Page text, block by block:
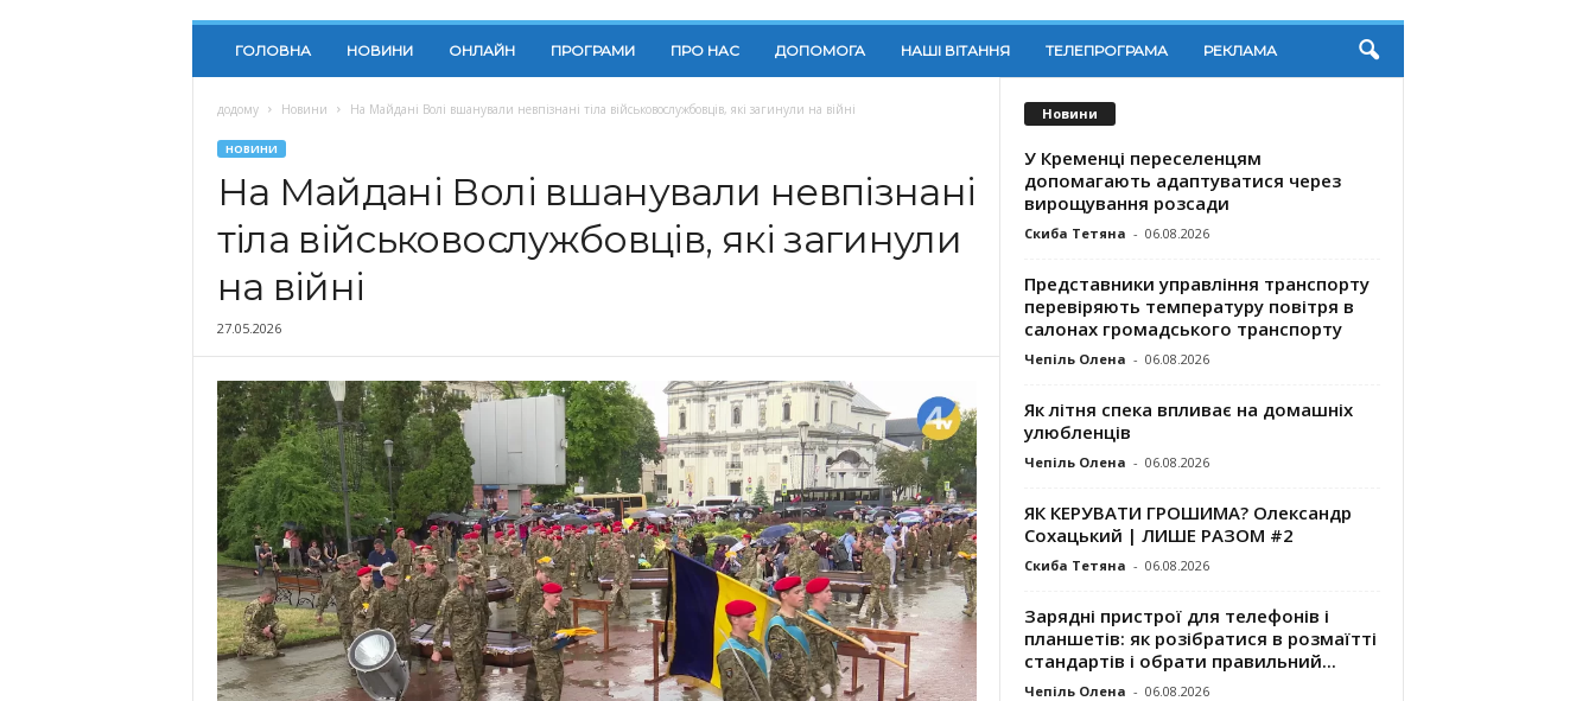
ГОЛОВНА НОВИНИ ОНЛАЙН ПРОГРАМИ ПРО НАС ДОПОМОГА НАШІ ВІТАННЯ ТЕЛЕПРОГРАМА РЕКЛАМА
додому Новини На Майдані Волі вшанували невпізнані тіла військовослужбовців, які загинули на війні
НОВИНИ
На Майдані Волі вшанували невпізнані
тіла військовослужбовців, які загинули
на війні
27.05.2026
Новини
У Кременці переселенцям
допомагають адаптуватися через
вирощування розсади
Скиба Тетяна - 06.08.2026
Представники управління транспорту
перевіряють температуру повітря в
салонах громадського транспорту
Чепіль Олена - 06.08.2026
Як літня спека впливає на домашніх
улюбленців
Чепіль Олена - 06.08.2026
ЯК КЕРУВАТИ ГРОШИМА? Олександр
Сохацький | ЛИШЕ РАЗОМ #2
Скиба Тетяна - 06.08.2026
Зарядні пристрої для телефонів і
планшетів: як розібратися в розмаїтті
стандартів і обрати правильний...
Чепіль Олена - 06.08.2026